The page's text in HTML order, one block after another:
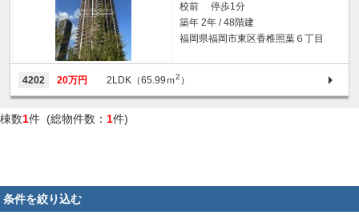
校前 停歩1分
築年 2年 / 48階建
福岡県福岡市東区香椎照葉６丁目
4202 20万円 2LDK（65.99ｍ2 ）
棟数1件 (総物件数： 1件)
条件を絞り込む